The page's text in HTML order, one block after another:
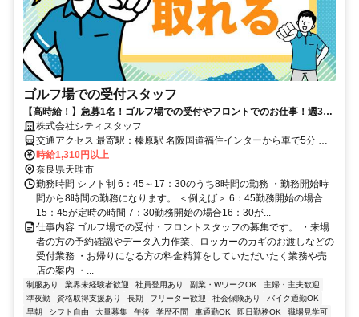
ゴルフ場での受付スタッフ
【高時給！】急募1名！ゴルフ場での受付やフロントでのお仕事！週3日
～週5日で希望可能！残業少なめでプライベート充実！30代40代活躍
中！
株式会社シティスタッフ
交通アクセス 最寄駅：榛原駅 名阪国道福住インターから車で5分 名
阪国道天理インターから車で20分 ＊天理市、奈良市、山辺郡山添
村、三重県伊賀市など周辺から通勤しているスタッフ多数がいます。
時給1,310円以上
奈良県天理市
勤務時間 シフト制 6：45～17：30のうち8時間の勤務 ・勤務開始時
間から8時間の勤務になります。 ＜例えば＞ 6：45勤務開始の場合
15：45が定時の時間 7：30勤務開始の場合16：30が...
仕事内容 ゴルフ場での受付・フロントスタッフの募集です。 ・来場
者の方の予約確認やデータ入力作業、ロッカーのカギのお渡しなどの
受付業務 ・お帰りになる方の料金精算をしていただいたく業務や売
店の案内 ・...
制服あり 業界未経験者歓迎 社員登用あり 副業・WワークOK
主婦・主夫歓迎
準夜勤
資格取得支援あり 長期 フリーター歓迎 社会保険あり
バイク通勤OK
早朝
シフト自由 大量募集 午後 学歴不問 車通勤OK 即日勤務OK
職場見学可